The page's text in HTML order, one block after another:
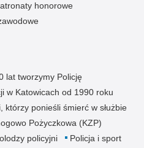
honorowe
lat tworzymy Policję
w Katowicach od 1990 roku
którzy ponieśli śmierć w służbie
Pożyczkowa (KZP)
policyjni
Policja i sport